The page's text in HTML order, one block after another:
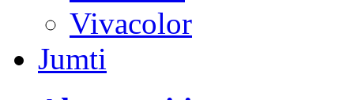
Vivacolor
Jumti